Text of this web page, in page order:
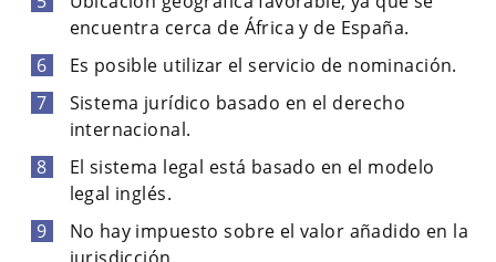
encuentra cerca de África y de España.
Es posible utilizar el servicio de nominación.
Sistema jurídico basado en el derecho
internacional.
El sistema legal está basado en el modelo
legal inglés.
No hay impuesto sobre el valor añadido en la